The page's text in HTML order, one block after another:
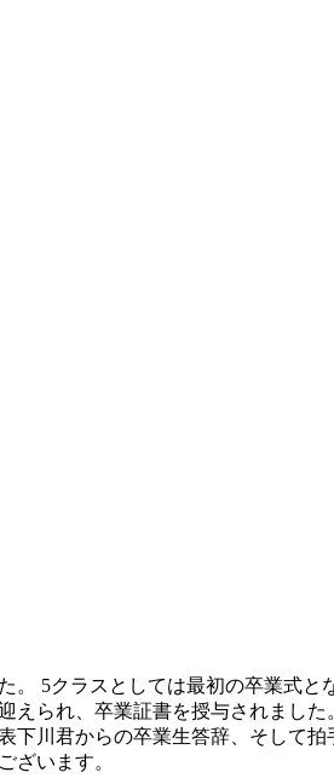
5クラスとしては最初の卒業式と
られ、卒業証書を授与されまし
川君からの卒業生答辞、そして
ざいます。